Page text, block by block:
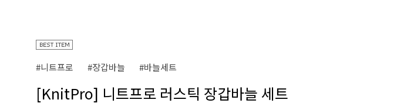
#니트프로 #장갑바늘 #바늘세트
[KnitPro] 니트프로 러스틱 장갑바늘 세트